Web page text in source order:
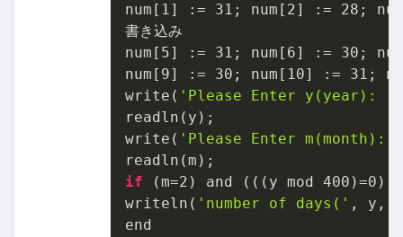
num[ 1] := 31 ; num[ 2] := 28 ;
書き込み
num[ 5] := 31 ; num[ 6] := 30 ;
num[ 9] := 30 ; num[ 10] := 31 ;
write( 'Please Enter y(year): '
readln(y);
write( 'Please Enter m(month): '
if (m=2 ) and (((y mod 400 )=0 )
writeln( 'number of days(' , y,
end